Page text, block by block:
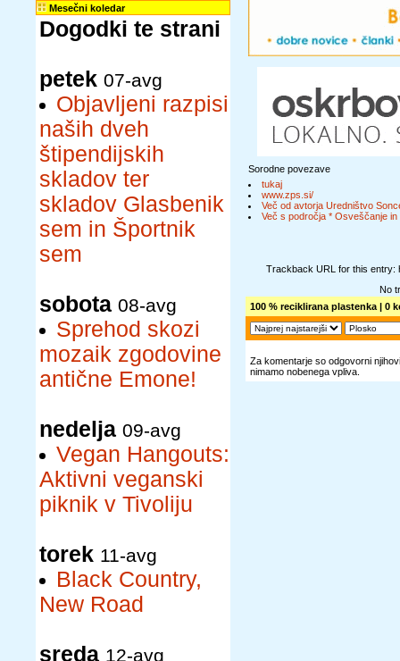
Mesečni koledar
Dogodki te strani
petek 07-avg
Objavljeni razpisi
naših dveh
štipendijskih
skladov ter
skladov Glasbenik
sem in Športnik
sem
sobota 08-avg
Sprehod skozi
mozaik zgodovine
antične Emone!
nedelja 09-avg
Vegan Hangouts:
Aktivni veganski
piknik v Tivoliju
torek 11-avg
Black Country,
New Road
sreda 12-avg
Sorodne povezave
tukaj
www.zps.si/
Več od avtorja Uredništvo
Več s področja * Osveščanje in
Trackback URL for this entry:
No
100 % reciklirana plastenka | 0
Za komentarje so odgovorni
nimamo nobenega vpliva.